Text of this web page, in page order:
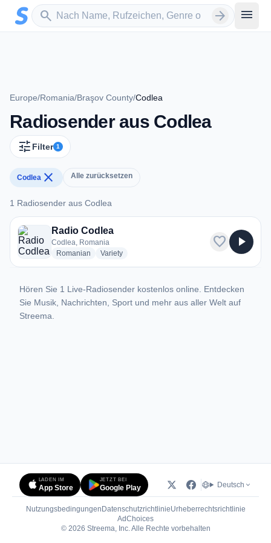
Zum Hauptinhalt springen
search
Sender suchen arrow_forward menu
Europe/Romania/Braşov County/Codlea
Radiosender aus Codlea
tune Filter 1
Codlea close Alle zurücksetzen
1 Radiosender aus Codlea
1 Radiosender aus Codlea
Radio Codlea
Codlea, Romania
Romanian radio stations
Varietyradio stations
favorite play_arrow
Hören Sie 1 Live-Radiosender kostenlos online. Entdecken
Sie Musik, Nachrichten, Sport und mehr aus aller Welt auf
Streema.
LADEN IM
App Store
JETZT BEI
Google Play Deutsch
Nutzungsbedingungen DatenschutzrichtlinieUrheberrechtsrichtlinie
AdChoices(öffnet in neuem Tab)
© 2026 Streema, Inc. Alle Rechte vorbehalten